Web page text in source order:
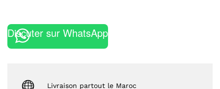
Discuter sur WhatsApp
Livraison partout le Maroc